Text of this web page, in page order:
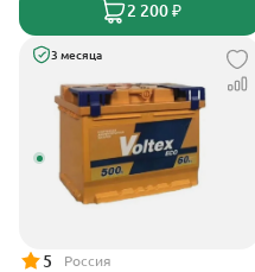
2 200 ₽
3 месяца
5 Россия